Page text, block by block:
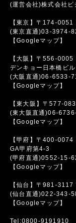
(運営会社)株式会社ビ
【東京】〒174-
(東京直通)03-3974-
【Googleマップ】
【大阪】〒556-
デンキョー日本橋ビ
(大阪直通)06-6533-
【Googleマップ】
【東大阪】〒577-
(東大阪直通)06-
【Googleマップ】
【甲府】〒400-
GA甲府第4-3
(甲府直通)0552-15-
【Googleマップ】
【仙台】〒981-
(仙台直通)022-343-
【Googleマップ】
Tel:0800-9191910